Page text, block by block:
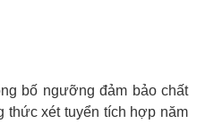
bố ngưỡng đảm bảo chất
thức xét tuyển tích hợp năm